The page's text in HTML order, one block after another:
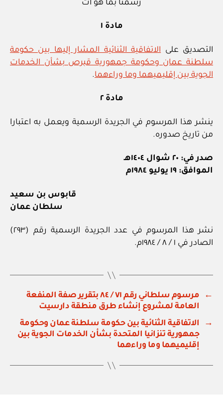
رسمنا بما هو آت
مادة ١
التصديق على الاتفاقية الثنائية المشار إليها بين حكومة
سلطنة عمان وحكومة جمهورية قبرص بشأن الخدمات
الجوية بين إقليميهما وما وراءهما.
مادة ٢
ينشر هذا المرسوم في الجريدة الرسمية ويعمل به اعتبارا
من تاريخ صدوره.
صدر في: ٢٠ شوال ١٤٠٤هـ
الموافق: ١٩ يوليو ١٩٨٤م
قابوس بن سعيد
سلطان عمان
نشر هذا المرسوم في عدد الجريدة الرسمية رقم (٢٩٣)
الصادر في ١ / ٨ / ١٩٨٤م.
←
مرسوم سلطاني رقم ٧١ / ٨٤ بتقرير صفة المنفعة
العامة لمشروع إنشاء طرق منطقة دارسيت
→
الاتفاقية الثنائية بين حكومة سلطنة عمان وحكومة
جمهورية تنزانيا المتحدة بشأن الخدمات الجوية بين
إقليميهما وما وراءهما